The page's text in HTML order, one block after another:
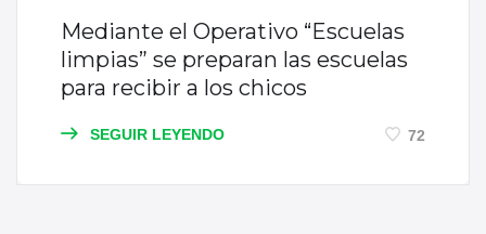
Mediante el Operativo “Escuelas
limpias” se preparan las escuelas
para recibir a los chicos
SEGUIR LEYENDO 72